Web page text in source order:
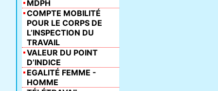
MDPH
COMPTE MOBILITÉ
POUR LE CORPS DE
L’INSPECTION DU
TRAVAIL
VALEUR DU POINT
D’INDICE
EGALITÉ FEMME -
HOMME